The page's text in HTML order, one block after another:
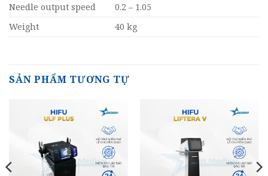
Needle output speed
0.2 – 1.05
Weight
40 kg
SẢN PHẨM TƯƠNG TỰ